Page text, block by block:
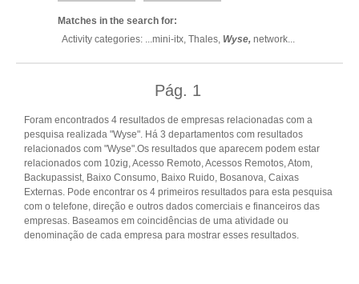
Matches in the search for:
Activity categories: ...mini-itx, Thales, Wyse, network...
Pág. 1
Foram encontrados 4 resultados de empresas relacionadas com a
pesquisa realizada "Wyse". Há 3 departamentos com resultados
relacionados com "Wyse".Os resultados que aparecem podem estar
relacionados com 10zig, Acesso Remoto, Acessos Remotos, Atom,
Backupassist, Baixo Consumo, Baixo Ruido, Bosanova, Caixas
Externas. Pode encontrar os 4 primeiros resultados para esta pesquisa
com o telefone, direção e outros dados comerciais e financeiros das
empresas. Baseamos em coincidências de uma atividade ou
denominação de cada empresa para mostrar esses resultados.